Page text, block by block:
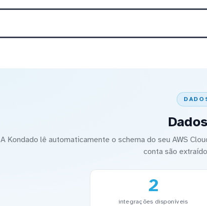
A Kondado lê automaticamente o schema do seu AWS
conta são
2
integrações disponíveis